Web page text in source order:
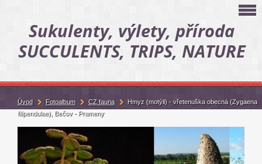
Sukulenty, výlety, příroda
SUCCULENTS, TRIPS, NATURE
Úvod Fotoalbum CZ fauna
Hmyz (motýli) - vřetenuška obecná (Zygaena
filipendulae), Bečov - Prameny